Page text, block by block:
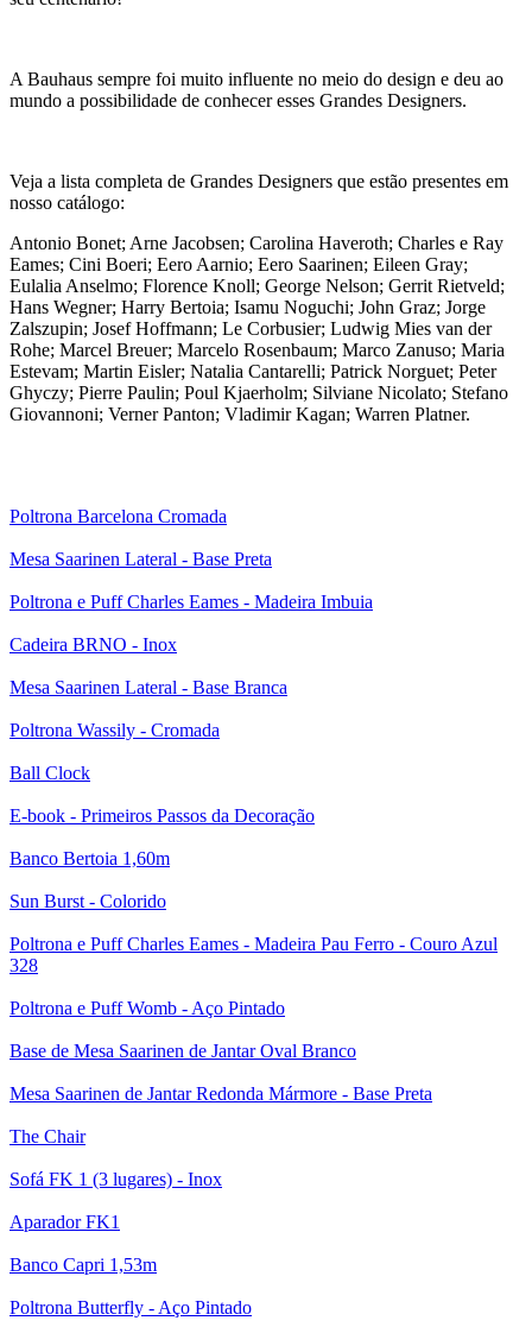
A Bauhaus sempre foi muito influente no meio do design e deu ao
mundo a possibilidade de conhecer esses Grandes Designers.
Veja a lista completa de Grandes Designers que estão presentes em
nosso catálogo:
Antonio Bonet; Arne Jacobsen; Carolina Haveroth; Charles e Ray
Eames; Cini Boeri; Eero Aarnio; Eero Saarinen; Eileen Gray;
Eulalia Anselmo; Florence Knoll; George Nelson; Gerrit Rietveld;
Hans Wegner; Harry Bertoia; Isamu Noguchi; John Graz; Jorge
Zalszupin; Josef Hoffmann; Le Corbusier; Ludwig Mies van der
Rohe; Marcel Breuer; Marcelo Rosenbaum; Marco Zanuso; Maria
Estevam; Martin Eisler; Natalia Cantarelli; Patrick Norguet; Peter
Ghyczy; Pierre Paulin; Poul Kjaerholm; Silviane Nicolato; Stefano
Giovannoni; Verner Panton; Vladimir Kagan; Warren Platner.
Poltrona Barcelona Cromada
Mesa Saarinen Lateral - Base Preta
Poltrona e Puff Charles Eames - Madeira Imbuia
Cadeira BRNO - Inox
Mesa Saarinen Lateral - Base Branca
Poltrona Wassily - Cromada
Ball Clock
E-book - Primeiros Passos da Decoração
Banco Bertoia 1,60m
Sun Burst - Colorido
Poltrona e Puff Charles Eames - Madeira Pau Ferro - Couro Azul
328
Poltrona e Puff Womb - Aço Pintado
Base de Mesa Saarinen de Jantar Oval Branco
Mesa Saarinen de Jantar Redonda Mármore - Base Preta
The Chair
Sofá FK 1 (3 lugares) - Inox
Aparador FK1
Banco Capri 1,53m
Poltrona Butterfly - Aço Pintado